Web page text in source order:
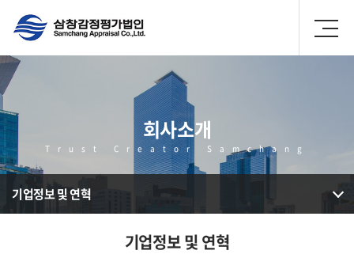
회사소개
Trust Creator Samchang
기업정보 및 연혁
기업정보 및 연혁